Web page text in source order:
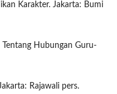
Karakter. Jakarta: Bumi
Hubungan Guru-
Rajawali pers.